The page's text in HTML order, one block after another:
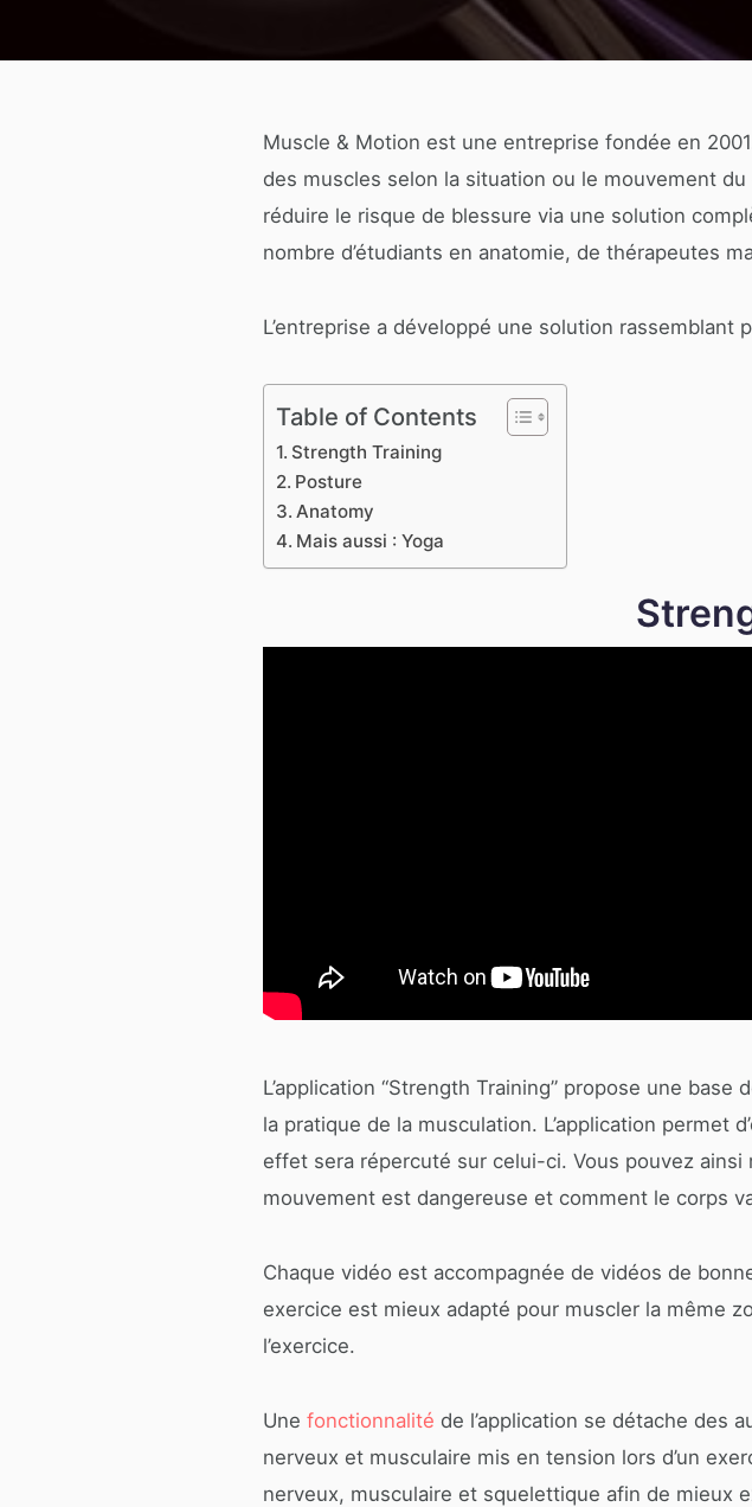
Muscle & Motion est une entreprise fondée en
des muscles selon la situation ou le mouvement du
réduire le risque de blessure via une solution
nombre d’étudiants en anatomie, de thérapeutes
L’entreprise a développé une solution
Table of Contents
Strength Training
Posture
Anatomy
Mais aussi : Yoga
L’application “Strength Training” propose une
la pratique de la musculation. L’application permet
effet sera répercuté sur celui-ci. Vous pouvez
mouvement est dangereuse et comment le corps
Chaque vidéo est accompagnée de vidéos de
exercice est mieux adapté pour muscler la même
l’exercice.
Une fonctionnalité de l’application se détache des
nerveux et musculaire mis en tension lors d’un
nerveux, musculaire et squelettique afin de mieux